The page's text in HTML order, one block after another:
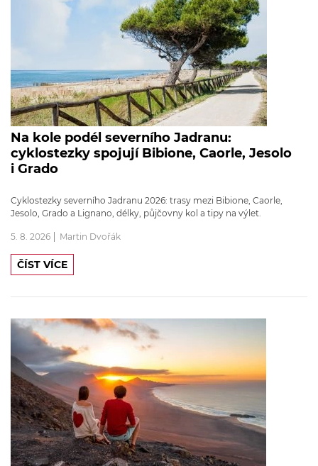
Na kole podél severního Jadranu:
cyklostezky spojují Bibione, Caorle, Jesolo
i Grado
Cyklostezky severního Jadranu 2026: trasy mezi Bibione, Caorle,
Jesolo, Grado a Lignano, délky, půjčovny kol a tipy na výlet.
5. 8. 2026 Martin Dvořák
ČÍST VÍCE